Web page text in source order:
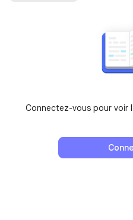
Connectez-vous pour voir